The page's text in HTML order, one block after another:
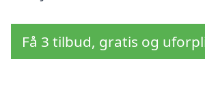
Få 3 tilbud, gratis og